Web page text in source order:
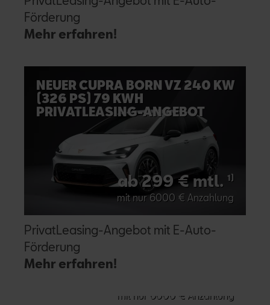
Förderung
Mehr erfahren!
NEUER CUPRA BORN VZ 240 KW
(326 PS) 79 KWH
PRIVATLEASING-ANGEBOT
ab 299 € mtl. 1)
mit nur 6000 € Anzahlung
PrivatLeasing-Angebot mit E-Auto-
Förderung
Mehr erfahren!
mit nur 6000 € Anzahlung